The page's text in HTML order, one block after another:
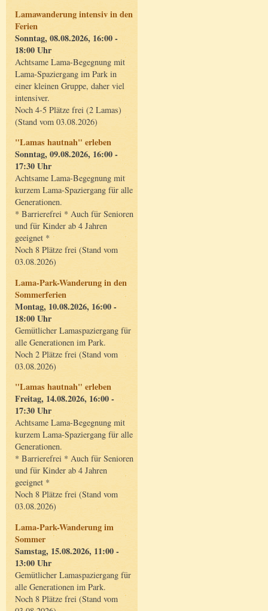
Lamawanderung intensiv in den
Ferien
Sonntag, 08.08.2026, 16:00 -
18:00 Uhr
Achtsame Lama-Begegnung mit
Lama-Spaziergang im Park in
einer kleinen Gruppe, daher viel
intensiver.
Noch 4-5 Plätze frei (2 Lamas)
(Stand vom 03.08.2026)
"Lamas hautnah" erleben
Sonntag, 09.08.2026, 16:00 -
17:30 Uhr
Achtsame Lama-Begegnung mit
kurzem Lama-Spaziergang für alle
Generationen.
* Barrierefrei * Auch für Senioren
und für Kinder ab 4 Jahren
geeignet *
Noch 8 Plätze frei (Stand vom
03.08.2026)
Lama-Park-Wanderung in den
Sommerferien
Montag, 10.08.2026, 16:00 -
18:00 Uhr
Gemütlicher Lamaspaziergang für
alle Generationen im Park.
Noch 2 Plätze frei (Stand vom
03.08.2026)
"Lamas hautnah" erleben
Freitag, 14.08.2026, 16:00 -
17:30 Uhr
Achtsame Lama-Begegnung mit
kurzem Lama-Spaziergang für alle
Generationen.
* Barrierefrei * Auch für Senioren
und für Kinder ab 4 Jahren
geeignet *
Noch 8 Plätze frei (Stand vom
03.08.2026)
Lama-Park-Wanderung im
Sommer
Samstag, 15.08.2026, 11:00 -
13:00 Uhr
Gemütlicher Lamaspaziergang für
alle Generationen im Park.
Noch 8 Plätze frei (Stand vom